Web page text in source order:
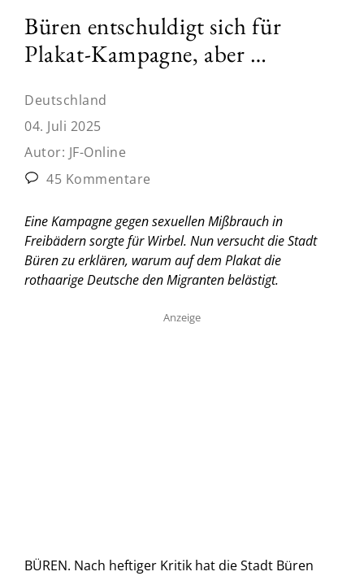
Büren entschuldigt sich für
Plakat-Kampagne, aber …
Deutschland
04. Juli 2025
Autor: JF-Online
45 Kommentare
Eine Kampagne gegen sexuellen Mißbrauch in
Freibädern sorgte für Wirbel. Nun versucht die Stadt
Büren zu erklären, warum auf dem Plakat die
rothaarige Deutsche den Migranten belästigt.
Anzeige
BÜREN. Nach heftiger Kritik hat die Stadt Büren